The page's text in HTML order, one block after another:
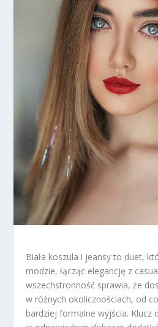
Biała koszula i jeansy to duet,
modzie, łącząc elegancję z
wszechstronność sprawia, że
w różnych okolicznościach, od
bardziej formalne wyjścia. Klucz